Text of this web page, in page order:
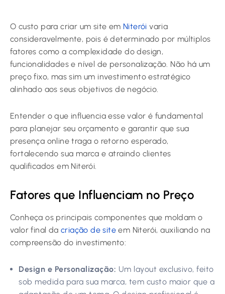
O custo para criar um site em Niterói varia
consideravelmente, pois é determinado por múltiplos
fatores como a complexidade do design,
funcionalidades e nível de personalização. Não há um
preço fixo, mas sim um investimento estratégico
alinhado aos seus objetivos de negócio.
Entender o que influencia esse valor é fundamental
para planejar seu orçamento e garantir que sua
presença online traga o retorno esperado,
fortalecendo sua marca e atraindo clientes
qualificados em Niterói.
Fatores que Influenciam no Preço
Conheça os principais componentes que moldam o
valor final dacriação de site em Niterói, auxiliando na
compreensão do investimento:
Design e Personalização: Um layout exclusivo, feito
sob medida para sua marca, tem custo maior que a